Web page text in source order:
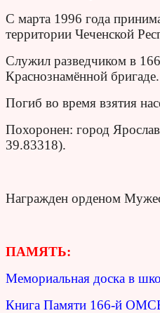
С марта 1996 года
территории Чеченской
Служил разведчиком в
Краснознамённой бригаде.
Погиб во время взятия
Похоронен: город
39.83318).
Награжден орденом
ПАМЯТЬ:
Мемориальная доска в
Книга Памяти 166-й